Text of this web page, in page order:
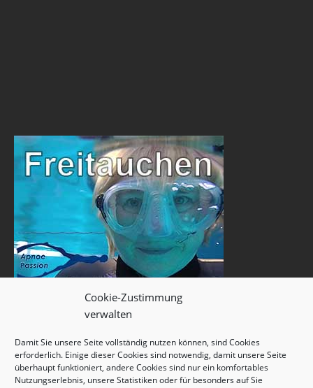
Cookie-Zustimmung
verwalten
Damit Sie unsere Seite vollständig nutzen können, sind Cookies
erforderlich. Einige dieser Cookies sind notwendig, damit unsere Seite
überhaupt funktioniert, andere Cookies sind nur ein komfortables
Nutzungserlebnis, unsere Statistiken oder für besonders auf Sie